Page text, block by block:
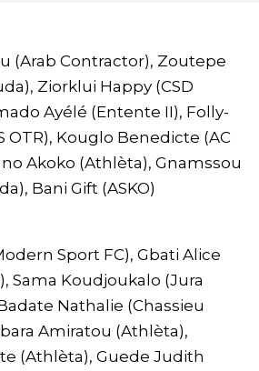
(Arab Contractor), Zoutepe
Ziorklui Happy (CSD
Ayélé (Entente II), Folly-
OTR), Kouglo Benedicte (AC
Akoko (Athlèta), Gnamssou
Bani Gift (ASKO)
Sport FC), Gbati Alice
Sama Koudjoukalo (Jura
Nathalie (Chassieu
Amiratou (Athlèta),
(Athlèta), Guede Judith